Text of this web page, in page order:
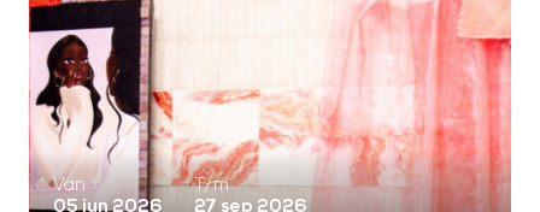
Van
05 jun 2026
T/m
27 sep 2026